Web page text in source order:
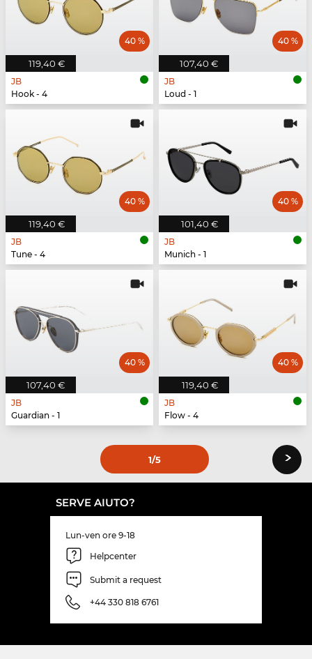
119,40 €
40 %
JB
Hook - 4
107,40 €
40 %
JB
Loud - 1
119,40 €
40 %
JB
Tune - 4
101,40 €
40 %
JB
Munich - 1
107,40 €
40 %
JB
Guardian - 1
119,40 €
40 %
JB
Flow - 4
1/5 ›
SERVE AIUTO?
Lun-ven ore 9-18
Helpcenter
Submit a request
+44 330 818 6761